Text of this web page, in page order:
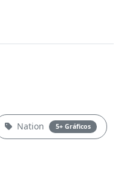
Nation 5+ Gráficos